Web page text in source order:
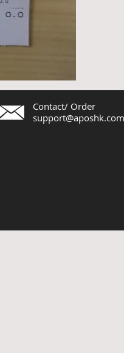
Contact/ Order
support@aposhk.com